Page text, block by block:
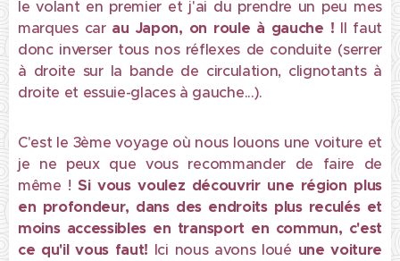
le volant en premier et j'ai du prendre un peu mes
marques carau Japon, on roule à gauche ! Il faut
donc inverser tous nos réflexes de conduite (serrer
à droite sur la bande de circulation, clignotants à
droite et essuie-glaces à gauche...).
C'est le 3ème voyage où nous louons une voiture et
je ne peux que vous recommander de faire de
même !Si vous voulez découvrir une région plus
en profondeur, dans des endroits plus reculés et
moins accessibles en transport en commun, c'est
ce qu'il vous faut! Ici nous avons loué une voiture